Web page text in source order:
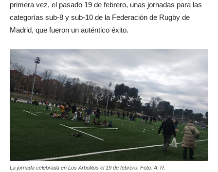
primera vez, el pasado 19 de febrero, unas jornadas para las
categorías sub-8 y sub-10 de la Federación de Rugby de
Madrid, que fueron un auténtico éxito.
La jornada celebrada en Los Arbolitos el 19 de febrero. Foto: A. R.